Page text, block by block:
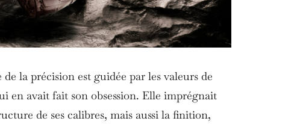
la précision est guidée par les valeurs de
en avait fait son obsession. Elle imprégnait
de ses calibres, mais aussi la finition,